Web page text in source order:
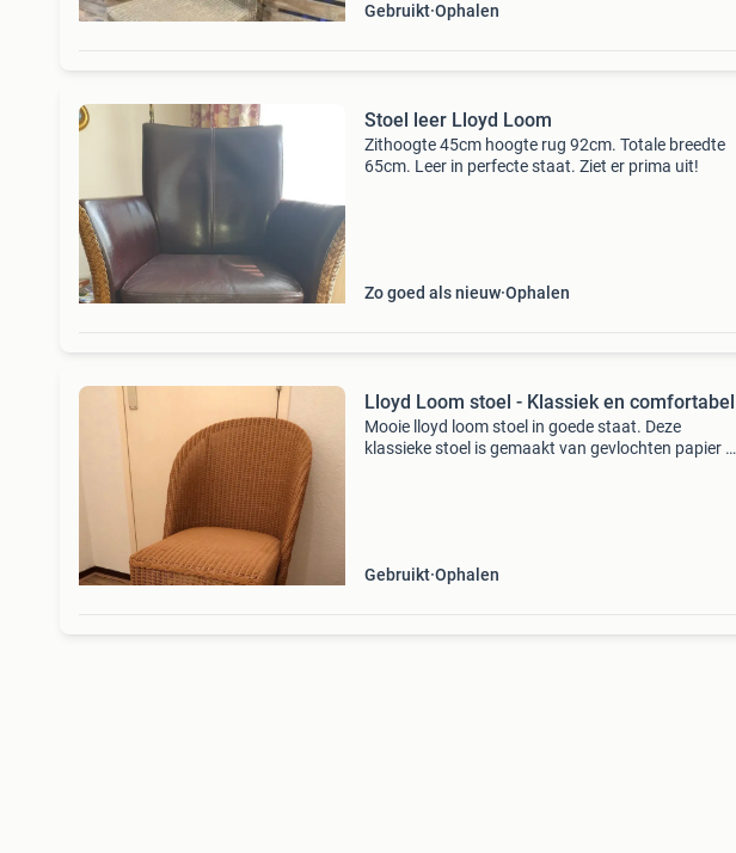
Gebruikt Ophalen
Stoel leer Lloyd Loom
Zithoogte 45cm hoogte rug 92cm. Totale breedte
65cm. Leer in perfecte staat. Ziet er prima uit!
Zo goed als nieuw Ophalen
Lloyd Loom stoel - Klassiek en comfortabel
Mooie lloyd loom stoel in goede staat. Deze
klassieke stoel is gemaakt van gevlochten papier en
Gebruikt Ophalen